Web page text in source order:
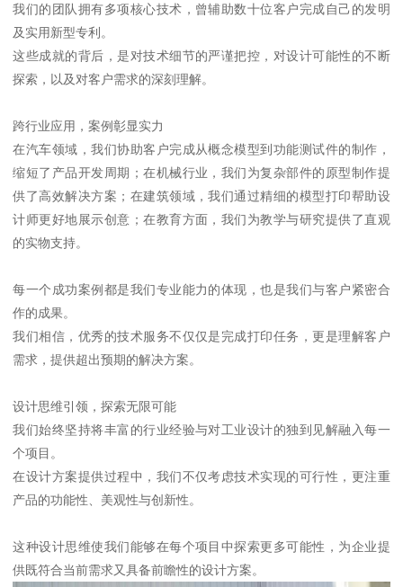
我们的团队拥有多项核心技术，曾辅助数十位客户完成自己的发明
及实用新型专利。
这些成就的背后，是对技术细节的严谨把控，对设计可能性的不断
探索，以及对客户需求的深刻理解。
跨行业应用，案例彰显实力
在汽车领域，我们协助客户完成从概念模型到功能测试件的制作，
缩短了产品开发周期；在机械行业，我们为复杂部件的原型制作提
供了高效解决方案；在建筑领域，我们通过精细的模型打印帮助设
计师更好地展示创意；在教育方面，我们为教学与研究提供了直观
的实物支持。
每一个成功案例都是我们专业能力的体现，也是我们与客户紧密合
作的成果。
我们相信，优秀的技术服务不仅仅是完成打印任务，更是理解客户
需求，提供超出预期的解决方案。
设计思维引领，探索无限可能
我们始终坚持将丰富的行业经验与对工业设计的独到见解融入每一
个项目。
在设计方案提供过程中，我们不仅考虑技术实现的可行性，更注重
产品的功能性、美观性与创新性。
这种设计思维使我们能够在每个项目中探索更多可能性，为企业提
供既符合当前需求又具备前瞻性的设计方案。